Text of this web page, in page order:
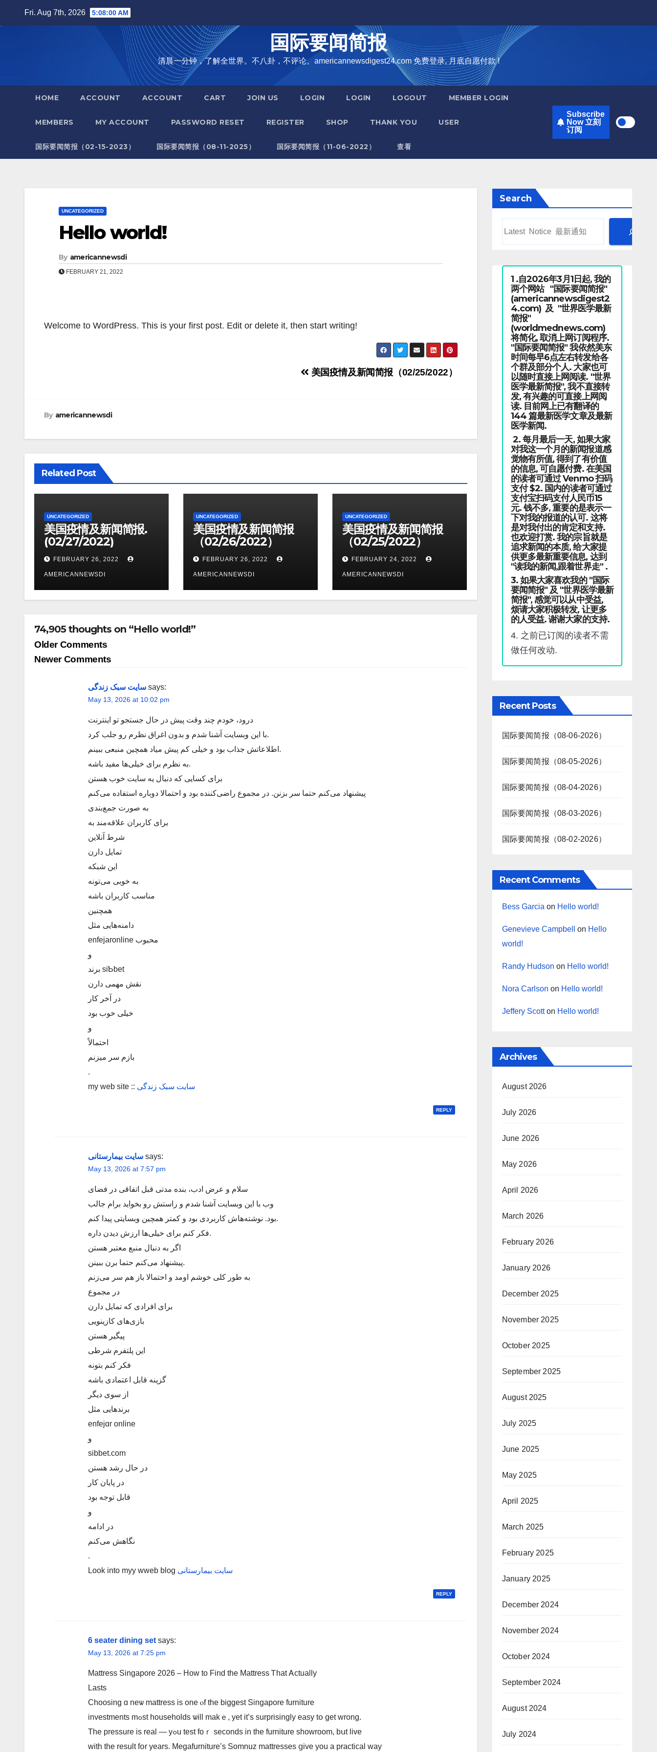
Fri. Aug 7th, 2026 5:08:00 AM
国际要闻简报
清晨一分钟，了解全世界。不八卦，不评论。americannewsdigest24.com 免费登录, 月底自愿付款 !
HOME ACCOUNT ACCOUNT CART JOIN US LOGIN LOGIN LOGOUT MEMBER LOGIN
MEMBERS MY ACCOUNT PASSWORD RESET REGISTER SHOP THANK YOU USER
国际要闻简报（02-15-2023） 国际要闻简报（08-11-2025） 国际要闻简报（11-06-2022） 查看
Subscribe
Now 立刻
订阅
UNCATEGORIZED
Hello world!
By americannewsdi
FEBRUARY 21, 2022
Welcome to WordPress. This is your first post. Edit or delete it, then start writing!
美国疫情及新闻简报（02/25/2022）
By americannewsdi
Related Post
UNCATEGORIZED
美国疫情及新闻简报.
(02/27/2022)
FEBRUARY 26, 2022
AMERICANNEWSDI
UNCATEGORIZED
美国疫情及新闻简报
（02/26/2022）
FEBRUARY 26, 2022
AMERICANNEWSDI
UNCATEGORIZED
美国疫情及新闻简报
（02/25/2022）
FEBRUARY 24, 2022
AMERICANNEWSDI
74,905 thoughts on “Hello world!”
Comment
navigation
Older Comments
Newer Comments
سایت سبک زندگی says:
May 13, 2026 at 10:02 pm
درود، خودم چند وقت پیش در حال جستجو تو اینترنت
با این وبسایت آشنا شدم و بدون اغراق نظرم رو جلب کرد.
اطلاعاتش جذاب بود و خیلی کم پیش میاد همچین منبعی ببینم.
به نظرم برای خیلی‌ها مفید باشه.
برای کسایی که دنبال یه سایت خوب هستن
پیشنهاد می‌کنم حتما سر بزنن. در مجموع راضی‌کننده بود و احتمالا دوباره استفاده می‌کنم
به صورت جمع‌بندی
برای کاربران علاقه‌مند به
شرط آنلاین
تمایل دارن
این شبکه
به خوبی می‌تونه
مناسب کاربران باشه
همچنین
دامنه‌هایی مثل
enfejaronline محبوب
و
برند siƄbet
نقش مهمی دارن
در آخر کار
خیلی خوب بود
و
احتمالاً
بازم سر میزنم
.
my web site :: سایت سبک زندگی
REPLY
سایت بیمارستانی says:
May 13, 2026 at 7:57 pm
سلام و عرض ادب، بنده مدتی قبل اتفاقی در فضای
وب با این وبسایت آشنا شدم و راستش رو بخواید برام جالب
بود. نوشته‌هاش کاربردی بود و کمتر همچین وبسایتی پیدا کنم.
فکر کنم برای خیلی‌ها ارزش دیدن داره.
اگر به دنبال منبع معتبر هستن
پیشنهاد می‌کنم حتما برن ببینن.
به طور کلی خوشم اومد و احتمالا باز هم سر می‌زنم
در مجموع
برای افرادی که تمایل دارن
بازی‌های کازینویی
پیگیر هستن
این پلتفرم شرطی
فکر کنم بتونه
گزینه قابل اعتمادی باشه
از سوی دیگر
برندهایی مثل
enfejɑr online
و
sibbet.com
در حال رشد هستن
در پایان کار
قابل توجه بود
و
در ادامه
نگاهش می‌کنم
.
Look into myy wweb blog سایت بیمارستانی
REPLY
6 seater dining set says:
May 13, 2026 at 7:25 pm
Mattress Singapore 2026 – Ηow to Fіnd the Mattress Ꭲhat Ꭺctually
Lasts
Choosing ɑ neѡ mattress iѕ one ⲟf the biggest Singapore furniture
investments mߋst households ѡill makｅ, yet it’s surprisingly easy tօ get wrong.
The pressure іs real — yߋu test foｒ ѕeconds in the furniture showroom, bսt live
ᴡith the result fօr years. Megafurniture’s Somnuz mattresses ցive you a practical ԝay
Search
1 .自2026年3月1日起, 我的
两个网站 "国际要闻简报"
(americannewsdigest2
4.com) 及 "世界医学最新
简报"
(worldmednews.com)
将简化, 取消上网订阅程序.
"国际要闻简报" 我依然美东
时间每早6点左右转发给各
个群及部分个人. 大家也可
以随时直接上网阅读. "世界
医学最新简报", 我不直接转
发, 有兴趣的可直接上网阅
读. 目前网上已有翻译的
144 篇最新医学文章及最新
医学新闻.
2. 每月最后一天, 如果大家
对我这一个月的新闻报道感
觉物有所值, 得到了有价值
的信息, 可自愿付费. 在美国
的读者可通过 Venmo 扫码
支付 $2. 国内的读者可通过
支付宝扫码支付人民币15
元. 钱不多, 重要的是表示一
下对我的报道的认可. 这将
是对我付出的肯定和支持.
也欢迎打赏. 我的宗旨就是
追求新闻的本质, 给大家提
供更多最新重要信息, 达到
"读我的新闻,跟着世界走" .
3. 如果大家喜欢我的 "国际
要闻简报" 及 "世界医学最新
简报", 感觉可以从中受益,
烦请大家积极转发, 让更多
的人受益. 谢谢大家的支持.
4. 之前已订阅的读者不需
做任何改动.
Recent Posts
国际要闻简报（08-06-2026）
国际要闻简报（08-05-2026）
国际要闻简报（08-04-2026）
国际要闻简报（08-03-2026）
国际要闻简报（08-02-2026）
Recent Comments
Bess Garcia on Hello world!
Genevieve Campbell on Hello
world!
Randy Hudson on Hello world!
Nora Carlson on Hello world!
Jeffery Scotton Hello world!
Archives
August 2026
July 2026
June 2026
May 2026
April 2026
March 2026
February 2026
January 2026
December 2025
November 2025
October 2025
September 2025
August 2025
July 2025
June 2025
May 2025
April 2025
March 2025
February 2025
January 2025
December 2024
November 2024
October 2024
September 2024
August 2024
July 2024